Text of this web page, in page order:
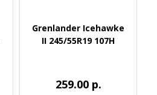
Grenlander Icehawke
II 245/55R19 107H
259.00 р.